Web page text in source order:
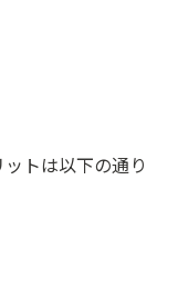
トは以下の通り